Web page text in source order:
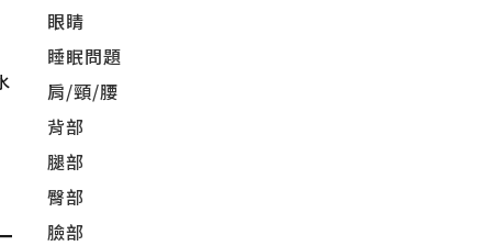
眼睛
睡眠問題
肩/頸/腰
背部
腿部
臀部
臉部